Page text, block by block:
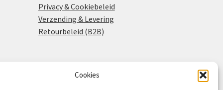
Cookies
Privacy & Cookiebeleid
Verzending & Levering
Retourbeleid (B2B)